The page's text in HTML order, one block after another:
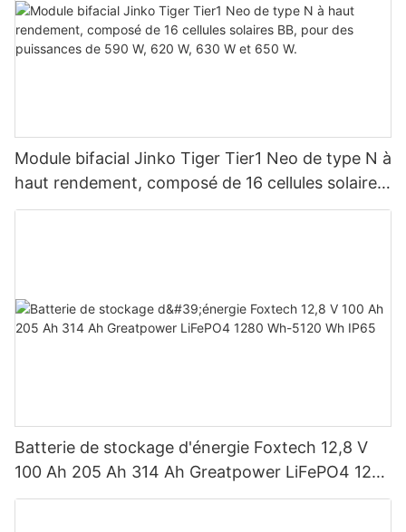
Module bifacial Jinko Tiger Tier1 Neo de type N à
haut rendement, composé de 16 cellules solaires
BB, pour des puissances de 590 W, 620 W, 630
Batterie de stockage d'énergie Foxtech 12,8 V
100 Ah 205 Ah 314 Ah Greatpower LiFePO4 1280
Wh-5120 Wh IP65